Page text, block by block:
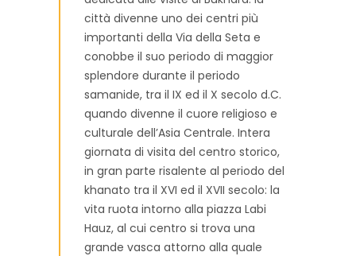
città divenne uno dei centri più
importanti della Via della Seta e
conobbe il suo periodo di maggior
splendore durante il periodo
samanide, tra il IX ed il X secolo d.C.
quando divenne il cuore religioso e
culturale dell’Asia Centrale. Intera
giornata di visita del centro storico,
in gran parte risalente al periodo del
khanato tra il XVI ed il XVII secolo: la
vita ruota intorno alla piazza Labi
Hauz, al cui centro si trova una
grande vasca attorno alla quale